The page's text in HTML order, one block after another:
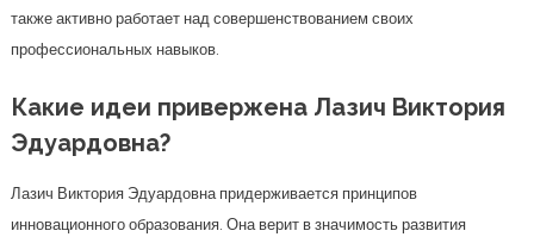
также активно работает над совершенствованием своих
профессиональных навыков.
Какие идеи привержена Лазич Виктория
Эдуардовна?
Лазич Виктория Эдуардовна придерживается принципов
инновационного образования. Она верит в значимость развития